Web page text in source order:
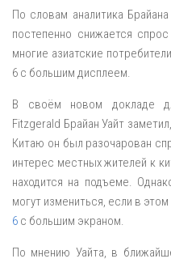
По словам аналитика
постепенно снижается
многие азиатские
6 с большим дисплеем.
В своём новом докладе
Fitzgerald Брайан Уайт
Китаю он был разочарован
интерес местных жителей к
находится на подъеме.
могут измениться, если в
6 с большим экраном.
По мнению Уайта, в